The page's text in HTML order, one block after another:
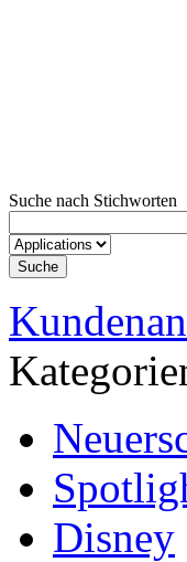
Suche nach Stichworten
Disney